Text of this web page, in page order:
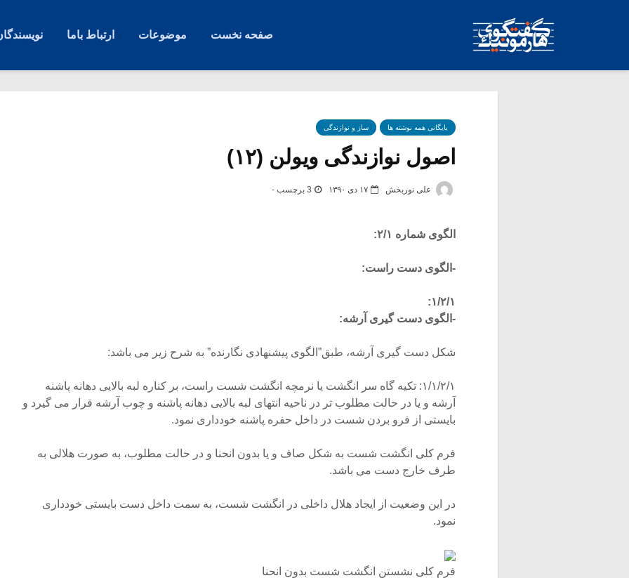
صفحه نخست موضوعات ارتباط باما
بایگانی همه نوشته ها ساز و نوازندگی
اصول نوازندگی ویولن (۱۲)
علی نوربخش ۱۷ دی ۱۳۹۰ 3 برچسب -
الگوی شماره ۲/۱:
-الگوی دست راست:
۱/۲/۱:
-الگوی دست گیری آرشه:
شکل دست گیری آرشه، طبق”الگوی پیشنهادی نگارنده” به شرح زیر می باشد:
۱/۱/۲/۱: تکیه گاه سر انگشت یا نرمچه انگشت شست راست، بر کناره لبه بالایی دهانه پاشنه
آرشه و یا در حالت مطلوب تر در ناحیه انتهای لبه بالایی دهانه پاشنه و چوب آرشه قرار می گیرد و
بایستی از فرو بردن شست در داخل حفره پاشنه خودداری نمود.
فرم کلی انگشت شست به شکل صاف و یا بدون انحنا و در حالت مطلوب، به صورت هلالی به
طرف خارج دست می باشد.
در این وضعیت از ایجاد هلال داخلی در انگشت شست، به سمت داخل دست بایستی خودداری
نمود.
فرم کلی نشستن انگشت شست بدون انحنا